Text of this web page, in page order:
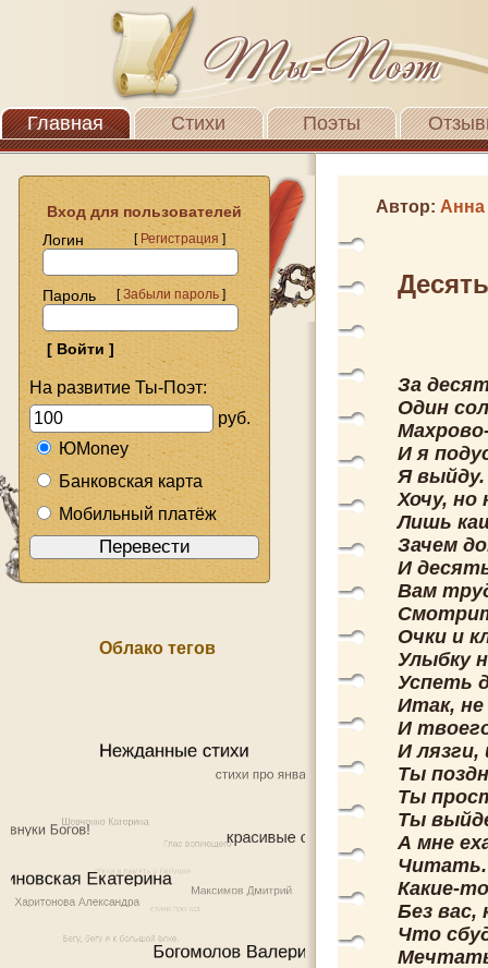
Главная Стихи Поэты
Вход для пользователей
Логин
[Регистрация]
Пароль [Забыли пароль]
На развитие Ты-Поэт:
руб.
ЮMoney
Банковская карта
Мобильный платёж
Облако тегов
Автор:
За
Один
И я
Я
Хочу,
Лишь
Зачем
И
Вам
Очки и
Улыбку
Успеть
Итак,
И
И
Ты
Ты
Ты
А мне
Какие-
Без
Что